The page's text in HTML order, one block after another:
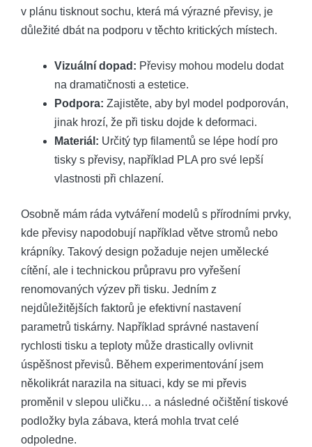
v plánu tisknout sochu, která má výrazné převisy, je
důležité dbát na podporu v těchto kritických místech.
Vizuální dopad: Převisy mohou modelu dodat
na dramatičnosti a estetice.
Podpora: Zajistěte, aby byl model podporován,
jinak hrozí, že při tisku dojde k deformaci.
Materiál: Určitý typ filamentů se lépe hodí pro
tisky s převisy, například PLA pro své lepší
vlastnosti při chlazení.
Osobně mám ráda vytváření modelů s přírodními prvky,
kde převisy napodobují například větve stromů nebo
krápníky. Takový design požaduje nejen umělecké
cítění, ale i technickou průpravu pro vyřešení
renomovaných výzev při tisku. Jedním z
nejdůležitějších faktorů je efektivní nastavení
parametrů tiskárny. Například správné nastavení
rychlosti tisku a teploty může drastically ovlivnit
úspěšnost převisů. Během experimentování jsem
několikrát narazila na situaci, kdy se mi převis
proměnil v slepou uličku… a následné očištění tiskové
podložky byla zábava, která mohla trvat celé
odpoledne.